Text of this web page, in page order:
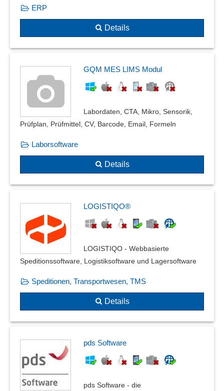
ERP
Details
GQM MES LIMS Modul
Labordaten, CTA, Mikro, Sensorik,
Prüfplan, Prüfmittel, CV, Barcode, Email, Formeln
Laborsoftware
Details
LOGISTIQO®
LOGISTIQO - Webbasierte
Speditionssoftware, Logistiksoftware und Lagersoftware
Speditionen, Transportwesen, TMS
Details
pds Software
pds Software - die